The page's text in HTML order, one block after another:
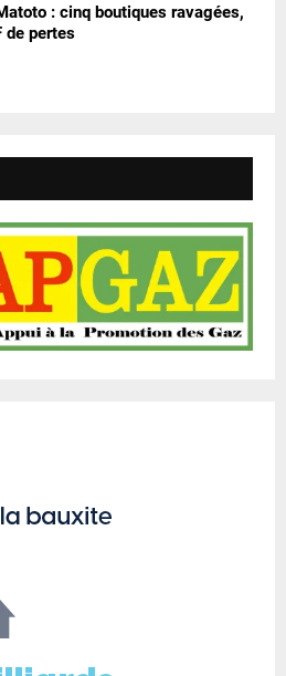
: cinq boutiques ravagées,
de pertes